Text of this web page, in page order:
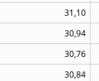
31,10
30,94
30,76
30,84